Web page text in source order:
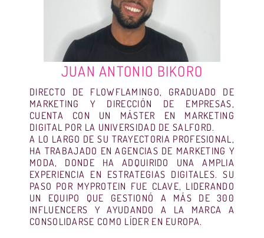
JUAN ANTONIO BIKORO
DIRECTO DE FLOWFLAMINGO, GRADUADO DE
MARKETING Y DIRECCIÓN DE EMPRESAS,
CUENTA CON UN MÁSTER EN MARKETING
DIGITAL POR LA UNIVERSIDAD DE SALFORD.
A LO LARGO DE SU TRAYECTORIA PROFESIONAL,
HA TRABAJADO EN AGENCIAS DE MARKETING Y
MODA, DONDE HA ADQUIRIDO UNA AMPLIA
EXPERIENCIA EN ESTRATEGIAS DIGITALES. SU
PASO POR MYPROTEIN FUE CLAVE, LIDERANDO
UN EQUIPO QUE GESTIONÓ A MÁS DE 300
INFLUENCERS Y AYUDANDO A LA MARCA A
CONSOLIDARSE COMO LÍDER EN EUROPA.